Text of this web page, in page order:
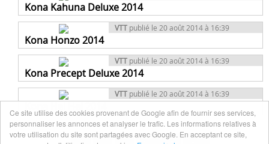
Kona Kahuna Deluxe 2014
VTT publié le 20 août 2014 à 16:39
Kona Honzo 2014
VTT publié le 20 août 2014 à 16:39
Kona Precept Deluxe 2014
VTT publié le 20 août 2014 à 16:39
Ce site utilise des cookies provenant de Google afin de fournir ses services,
personnaliser les annonces et analyser le trafic. Les informations relatives à
votre utilisation du site sont partagées avec Google. En acceptant ce site,